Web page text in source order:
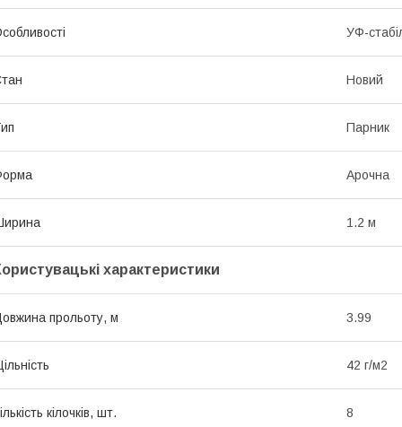
УФ-
Новий
Парник
Арочна
1.2 м
характеристики
прольоту, м 3.99
42 г/м2
кілочків, шт. 8